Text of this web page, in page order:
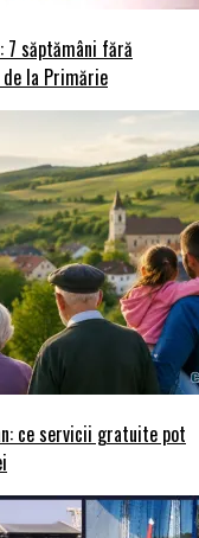
7 săptămâni fără
la Primărie
ce servicii gratuite pot